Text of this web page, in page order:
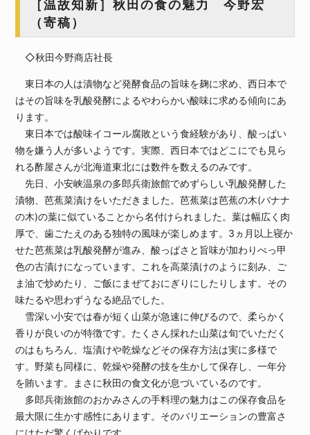
［温故知新］秋田の食の魅力 今野宏
（寄稿）
◇秋田今野商店社長
東日本の人は漬物など発酵食品の旨味を麹に求め、西日本で
はその旨味を乳酸発酵によるやわらかい酸味に求める傾向にあ
ります。
東日本では酸味イコール腐敗という食経験があり、酸っぱい
物を嫌う人が多いようです。実際、西日本ではどこにでも見ら
れる酢屋さんが北海道東北には数件を数えるのみです。
先日、小安峡温泉の多郎兵衛旅館でめずらしい乳酸発酵した
漬物、芭蕉菜漬けをいただきました。芭蕉菜は芭蕉の木(バナナ
の木)の葉に似ていることから名付けられました。葉は幅広く肉
厚で、歯ごたえのある独特の風味が楽しめます。3ヵ月以上寝か
せた芭蕉菜は乳酸発酵が進み、酸っぱさと旨味が加わりべっ甲
色の古漬けになっています。これを高菜漬けのように刻み、ご
ま油で炒めたり、ご飯にまぜておにぎりにしたりします。その
味たるや思わずうなる絶品でした。
雪深い小安では春が短く山菜が急速に伸びるので、柔らかく
香りが良いのが特徴です。たくさん採れた山菜は旬でいただく
のはもちろん、塩漬けや乾燥などその保存方法は実に多様で
す。野菜も同様に、乾燥や発酵の技を生かして保存し、一年分
を賄います。まさに秋田の食文化が息づいているのです。
多郎兵衛旅館のおかみさんの手料理の魅力はこの保存食品を
最大限に生かす感性にあります。そのバリエーションの豊富さ
にはただ驚くばかりです。